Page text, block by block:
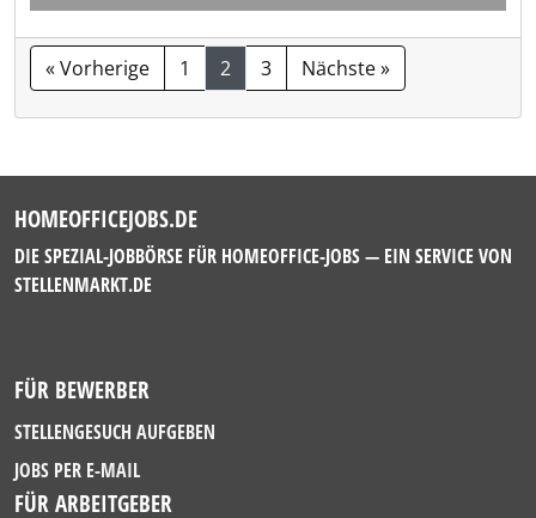
« Vorherige 1 2 3 Nächste »
HOMEOFFICEJOBS.DE
DIE SPEZIAL-JOBBÖRSE FÜR HOMEOFFICE-JOBS — EIN SERVICE VON
STELLENMARKT.DE
FÜR BEWERBER
STELLENGESUCH AUFGEBEN
JOBS PER E-MAIL
FÜR ARBEITGEBER